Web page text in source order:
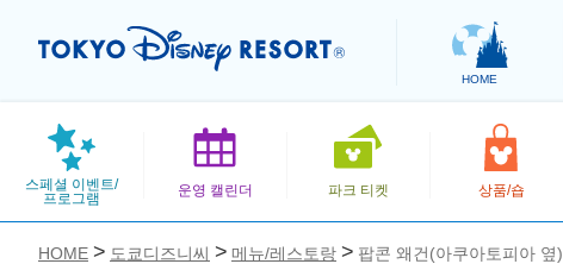
HOME
스페셜 이벤트/
프로그램
운영 캘린더 파크 티켓 상품/숍
HOME 도쿄디즈니씨 메뉴/레스토랑 팝콘 왜건(아쿠아토피아 옆)